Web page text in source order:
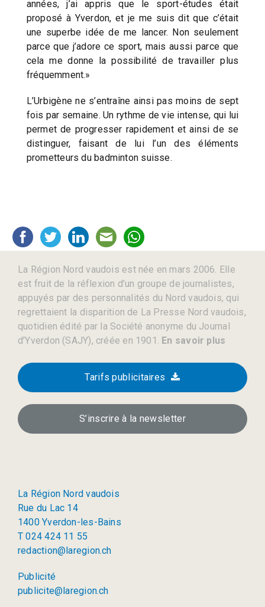
années, j’ai appris que le sport-études était
proposé à Yverdon, et je me suis dit que c’était
une superbe idée de me lancer. Non seulement
parce que j’adore ce sport, mais aussi parce que
cela me donne la possibilité de travailler plus
fréquemment.»
L’Urbigène ne s’entraîne ainsi pas moins de sept
fois par semaine. Un rythme de vie intense, qui lui
permet de progresser rapidement et ainsi de se
distinguer, faisant de lui l’un des éléments
prometteurs du badminton suisse.
La Région Nord vaudois est née en mars 2006. Elle
est fruit de la réflexion d’un groupe de journalistes,
appuyés par des personnalités du Nord vaudois, qui
regrettaient la disparition de La Presse Nord vaudois,
quotidien édité par la Société anonyme du Journal
d’Yverdon (SAJY), créée en 1901. En savoir plus
Tarifs publicitaires
S’inscrire à la newsletter
La Région Nord vaudois
Rue du Lac 14
1400 Yverdon-les-Bains
T 024 424 11 55
redaction@laregion.ch
Publicité
publicite@laregion.ch